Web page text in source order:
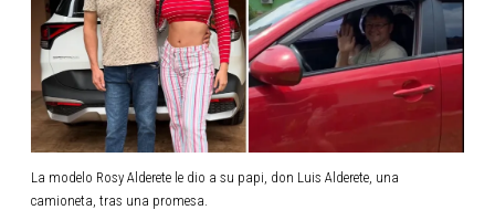
La modelo Rosy Alderete le dio a su papi, don Luis Alderete, una
camioneta, tras una promesa.